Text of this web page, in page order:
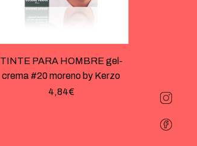
TINTE PARA HOMBRE gel-
crema #20 moreno by Kerzo
4,84€